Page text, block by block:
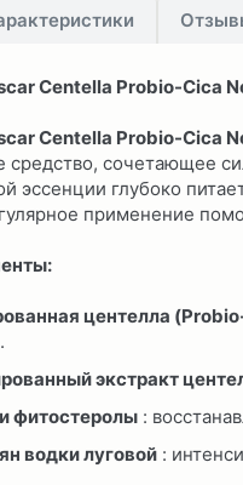
Centella Probio-Cica
Centella Probio-Cica
средство, сочетающее
эссенции глубоко
применение
центелла
экстракт
фитостеролы :
водки луговой :